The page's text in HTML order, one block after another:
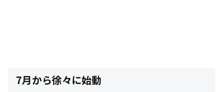
7月から徐々に始動